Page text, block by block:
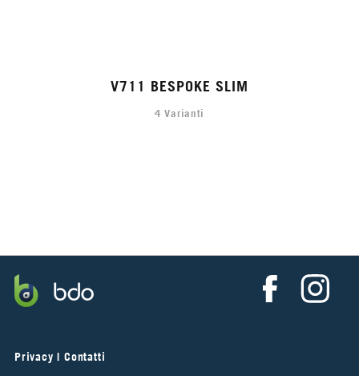
V711 BESPOKE SLIM
4 Varianti
Privacy | Contatti